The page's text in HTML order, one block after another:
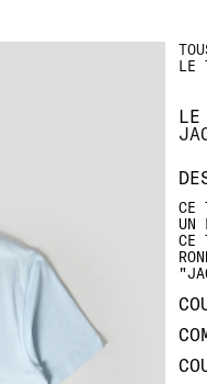
LE
LE
CE
UN
CE